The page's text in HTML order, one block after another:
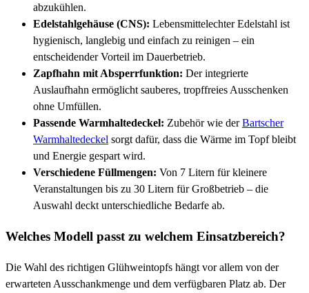
abzukühlen.
Edelstahlgehäuse (CNS): Lebensmittelechter Edelstahl ist
hygienisch, langlebig und einfach zu reinigen – ein
entscheidender Vorteil im Dauerbetrieb.
Zapfhahn mit Absperrfunktion: Der integrierte
Auslaufhahn ermöglicht sauberes, tropffreies Ausschenken
ohne Umfüllen.
Passende Warmhaltedeckel: Zubehör wie derBartscher
Warmhaltedeckel sorgt dafür, dass die Wärme im Topf bleibt
und Energie gespart wird.
Verschiedene Füllmengen: Von 7 Litern für kleinere
Veranstaltungen bis zu 30 Litern für Großbetrieb – die
Auswahl deckt unterschiedliche Bedarfe ab.
Welches Modell passt zu welchem Einsatzbereich?
Die Wahl des richtigen Glühweintopfs hängt vor allem von der
erwarteten Ausschankmenge und dem verfügbaren Platz ab. Der